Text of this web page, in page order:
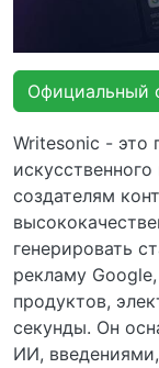
Официальный
Writesonic - это
создателям
генерировать
рекламу
продуктов,
секунды. Он
ИИ,